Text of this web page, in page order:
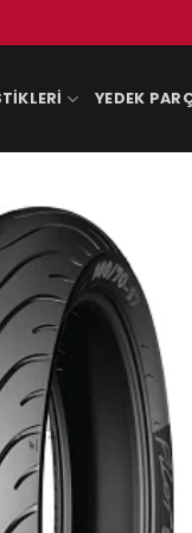
YEDEK